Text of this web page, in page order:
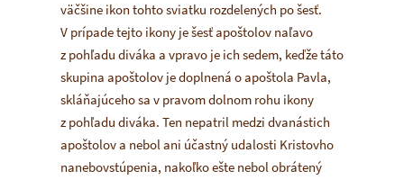
väčšine ikon tohto sviatku rozdelených po šesť.
V prípade tejto ikony je šesť apoštolov naľavo
z pohľadu diváka a vpravo je ich sedem, keďže táto
skupina apoštolov je doplnená o apoštola Pavla,
skláňajúceho sa v pravom dolnom rohu ikony
z pohľadu diváka. Ten nepatril medzi dvanástich
apoštolov a nebol ani účastný udalosti Kristovho
nanebovstúpenia, nakoľko ešte nebol obrátený